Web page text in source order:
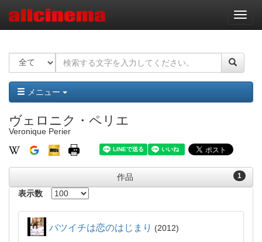
ナ
ビ
ー
ョ
ン
メニュー
ヴェロニク・ペリエ
Veronique Perier
1
作品
表示数
バツイチは恋のはじまり 2012